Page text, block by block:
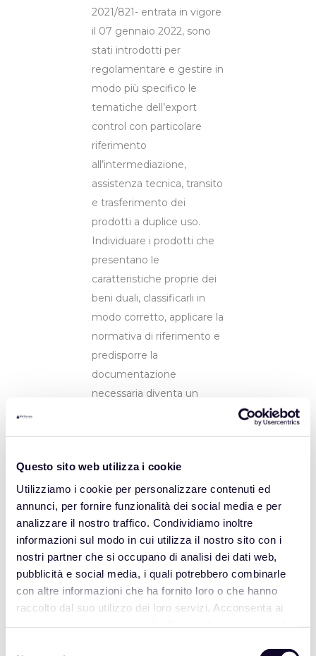
Questo sito web utilizza i cookie
Utilizziamo i cookie per personalizzare contenuti ed
annunci, per fornire funzionalità dei social media e per
analizzare il nostro traffico. Condividiamo inoltre
informazioni sul modo in cui utilizza il nostro sito con i
nostri partner che si occupano di analisi dei dati web,
pubblicità e social media, i quali potrebbero combinarle
con altre informazioni che ha fornito loro o che hanno
raccolto dal suo utilizzo dei loro servizi. Acconsenta ai
2021/821- entrata in vigore
il 07 gennaio 2022, sono
stati introdotti per
regolamentare e gestire in
modo più specifico le
tematiche dell’export
control con particolare
riferimento
all’intermediazione,
assistenza tecnica, transito
e trasferimento dei
prodotti a duplice uso.
Individuare i prodotti che
presentano le
caratteristiche proprie dei
beni duali, classificarli in
modo corretto, applicare la
normativa di riferimento e
predisporre la
documentazione
necessaria diventa un
grave rischio per aspetti
sanzionatori, risvolti
amministrativi finanche
penali oltre che a blocchi o
restrizioni in fase di export.
KW Forester ha quindi
individuato un team di
esperti in queste
tematiche pronti ad